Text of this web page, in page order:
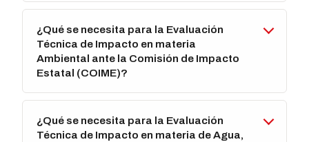
¿Qué se necesita para la Evaluación
Técnica de Impacto en materia
Ambiental ante la Comisión de Impacto
Estatal (COIME)?
¿Qué se necesita para la Evaluación
Técnica de Impacto en materia de Agua,